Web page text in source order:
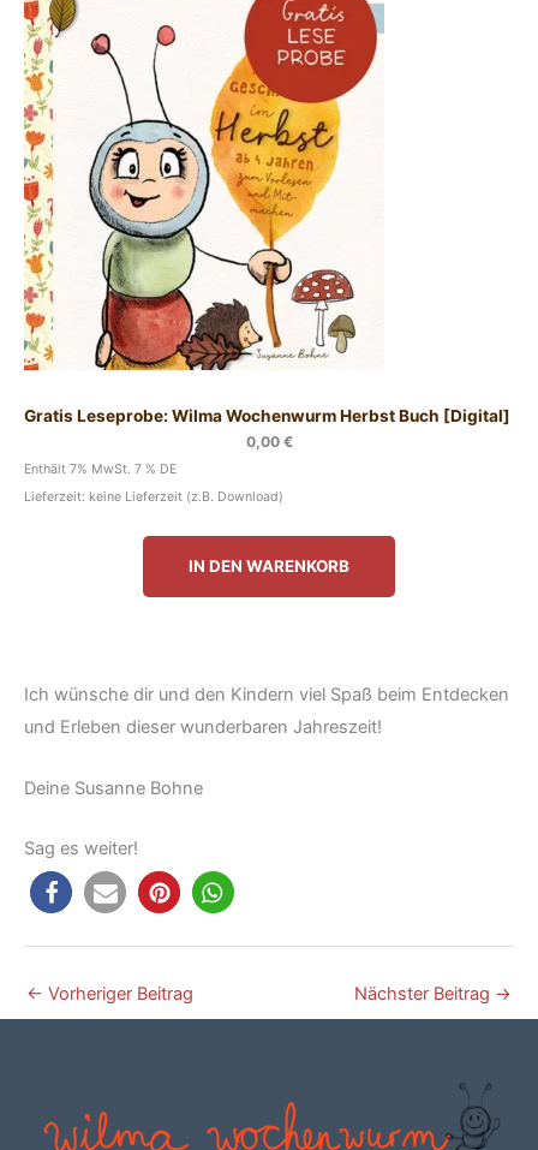
Gratis Leseprobe: Wilma Wochenwurm Herbst Buch [Digital]
0,00 €
Enthält 7% MwSt. 7 % DE
Lieferzeit: keine Lieferzeit (z.B. Download)
IN DEN WARENKORB
Ich wünsche dir und den Kindern viel Spaß beim Entdecken
und Erleben dieser wunderbaren Jahreszeit!
Deine Susanne Bohne
Sag es weiter!
← Vorheriger Beitrag Nächster Beitrag →